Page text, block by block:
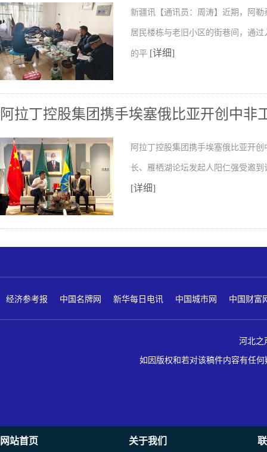
新疆讯【通讯员：周涛】近期，阿
居民楼栋与老旧小区的街巷间，通
的平 [详细]
阿拉丁控股集团携手埃塞俄比亚开创中非
阿拉丁控股集团携手埃塞俄比亚开
长、雁栖湖论坛发起人阳仁强受邀
[详细]
经济参考报 中国名牌网 新华每日电讯 中国城市网 中国财富
河北之
如因版权和若对该稿件内容有任
网站首页 关于我们